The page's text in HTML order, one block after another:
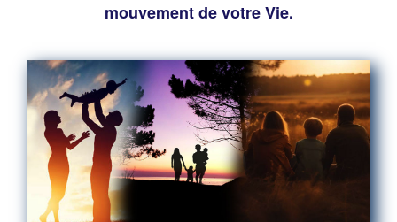
mouvement de votre Vie.